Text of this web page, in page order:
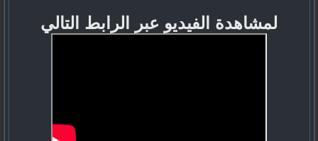
لمشاهدة الفيديو عبر الرابط التالي